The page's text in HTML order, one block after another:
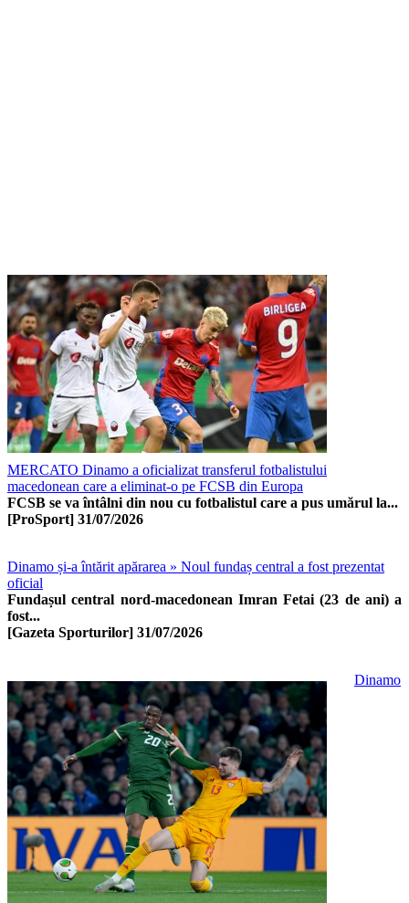
MERCATO Dinamo a oficializat transferul fotbalistului
macedonean care a eliminat-o pe FCSB din Europa
FCSB se va întâlni din nou cu fotbalistul care a pus umărul la...
[ProSport] 31/07/2026
Dinamo și-a întărit apărarea » Noul fundaș central a fost prezentat
oficial
Fundașul central nord-macedonean Imran Fetai (23 de ani) a
fost...
[Gazeta Sporturilor] 31/07/2026
Dinamo